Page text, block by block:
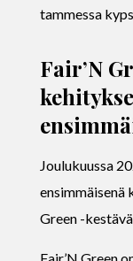
tammessa
Fair’N
Joulukuussa
ensimmäisenä
Green -